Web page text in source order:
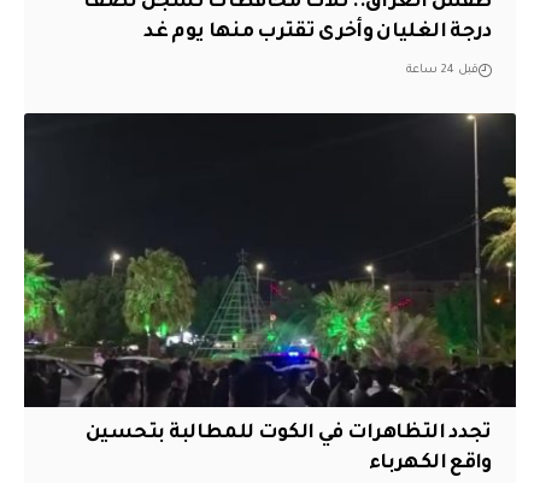
درجة الغليان وأخرى تقترب منها يوم غد
قبل 24 ساعة
تجدد التظاهرات في الكوت للمطالبة بتحسين
واقع الكهرباء